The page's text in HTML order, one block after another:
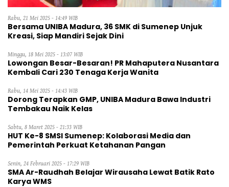
Rabu, 21 Mei 2025 - 14:49 WIB
Bersama UNIBA Madura, 36 SMK di Sumenep Unjuk
Kreasi, Siap Mandiri Sejak Dini
Minggu, 18 Mei 2025 - 13:07 WIB
Lowongan Besar-Besaran! PR Mahaputera Nusantara
Kembali Cari 230 Tenaga Kerja Wanita
Rabu, 14 Mei 2025 - 14:43 WIB
Dorong Terapkan GMP, UNIBA Madura Bawa Industri
Tembakau Naik Kelas
Sabtu, 8 Maret 2025 - 21:33 WIB
HUT Ke-8 SMSI Sumenep: Kolaborasi Media dan
Pemerintah Perkuat Ketahanan Pangan
Senin, 24 Februari 2025 - 17:29 WIB
SMA Ar-Raudhah Belajar Wirausaha Lewat Batik Rato
Karya WMS